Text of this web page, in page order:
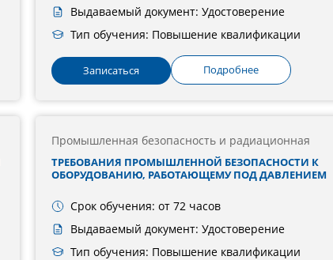
Выдаваемый документ: Удостоверение
Тип обучения: Повышение квалификации
Записаться Подробнее
Промышленная безопасность и радиационная
ТРЕБОВАНИЯ ПРОМЫШЛЕННОЙ БЕЗОПАСНОСТИ К
ОБОРУДОВАНИЮ, РАБОТАЮЩЕМУ ПОД ДАВЛЕНИЕМ
Срок обучения: от 72 часов
Выдаваемый документ: Удостоверение
Тип обучения: Повышение квалификации